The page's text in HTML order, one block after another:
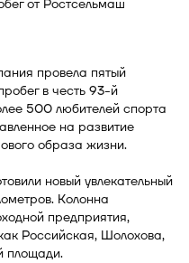
провела пятый
в честь 93-й
500 любителей спорта
на развитие
образа жизни.
новый увлекательный
Колонна
предприятия,
Российская, Шолохова,
площади.